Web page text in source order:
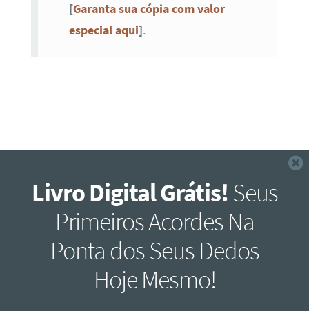
[Garanta sua cópia com valor
especial aqui].
Livro Digital Grátis! Seus
Primeiros Acordes Na
Ponta dos Seus Dedos
Hoje Mesmo!